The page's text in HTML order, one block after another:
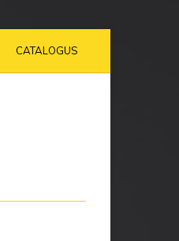
CATALOGUS